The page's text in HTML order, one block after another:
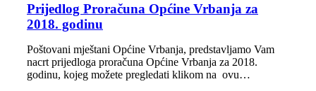
Prijedlog Proračuna Općine Vrbanja za
2018. godinu
Poštovani mještani Općine Vrbanja, predstavljamo Vam
nacrt prijedloga proračuna Općine Vrbanja za 2018.
godinu, kojeg možete pregledati klikom na ovu…